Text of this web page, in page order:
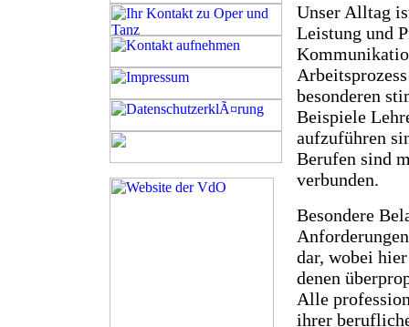
Unser Alltag
Leistung und
besonderen
Beispiele
aufzuführen
Berufen sind
verbunden.
Besondere
dar, wobei
denen
Alle
ihrer